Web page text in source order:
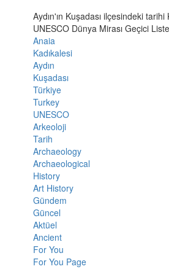
Aydın'ın Kuşadası ilçesindeki
UNESCO Dünya Mirası Geçici
Anaia
Kadıkalesi
Aydın
Kuşadası
Türkiye
Turkey
UNESCO
Arkeoloji
Tarih
Archaeology
Archaeological
History
Art History
Gündem
Güncel
Aktüel
Ancient
For You
For You Page